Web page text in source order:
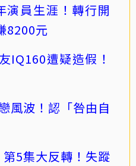
演員生涯！轉行開
8200元
IQ160遭疑造假！
風波！認「咎由自
第5集大反轉！失蹤